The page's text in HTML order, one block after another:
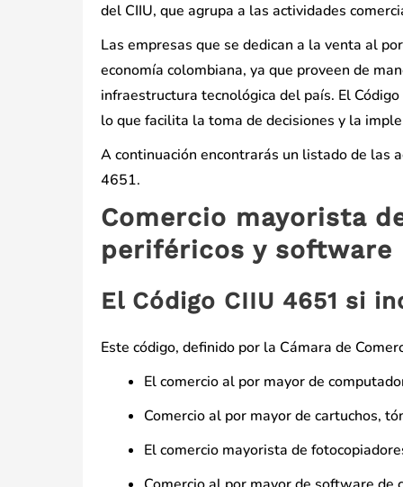
del CIIU, que agrupa a las actividades
Las empresas que se dedican a la venta al
economía colombiana, ya que proveen de
infraestructura tecnológica del país. El
lo que facilita la toma de decisiones y la
A continuación encontrarás un listado de las
4651.
Comercio mayorista
periféricos y software
El Código CIIU 4651 si
Este código, definido por la Cámara de
El comercio al por mayor de
Comercio al por mayor de cartuchos,
El comercio mayorista de